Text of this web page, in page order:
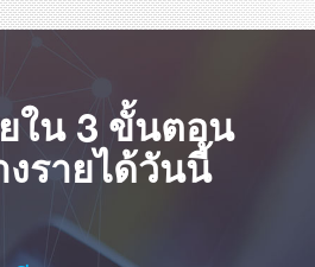
ใน 3 ขั้นตอน
งรายได้วันนี้